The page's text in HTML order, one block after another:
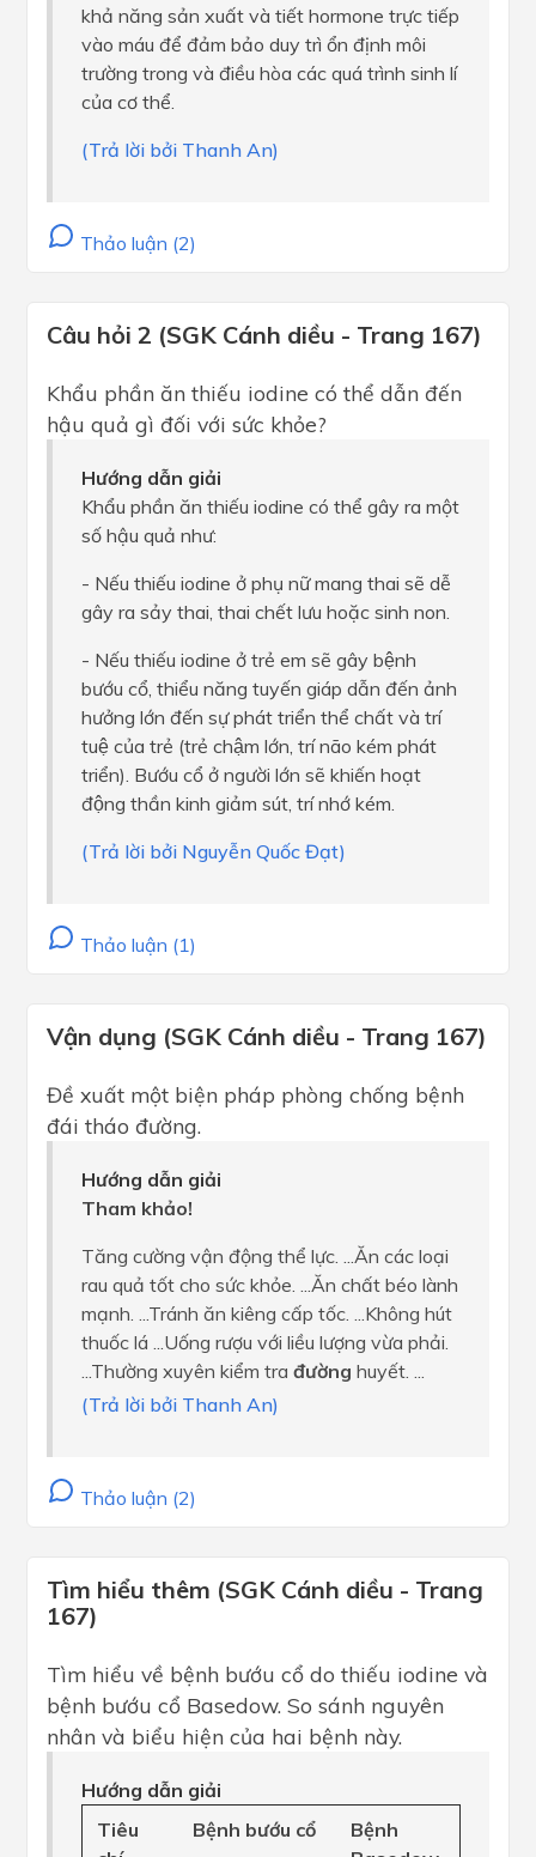
khả năng sản xuất và tiết hormone trực tiếp
vào máu để đảm bảo duy trì ổn định môi
trường trong và điều hòa các quá trình sinh lí
của cơ thể.
(Trả lời bởi Thanh An)
Thảo luận (2)
Câu hỏi 2 (SGK Cánh diều - Trang 167)
Khẩu phần ăn thiếu iodine có thể dẫn đến
hậu quả gì đối với sức khỏe?
Hướng dẫn giải
Khẩu phần ăn thiếu iodine có thể gây ra một
số hậu quả như:
- Nếu thiếu iodine ở phụ nữ mang thai sẽ dễ
gây ra sảy thai, thai chết lưu hoặc sinh non.
- Nếu thiếu iodine ở trẻ em sẽ gây bệnh
bướu cổ, thiểu năng tuyến giáp dẫn đến ảnh
hưởng lớn đến sự phát triển thể chất và trí
tuệ của trẻ (trẻ chậm lớn, trí não kém phát
triển). Bướu cổ ở người lớn sẽ khiến hoạt
động thần kinh giảm sút, trí nhớ kém.
(Trả lời bởi Nguyễn Quốc Đạt)
Thảo luận (1)
Vận dụng (SGK Cánh diều - Trang 167)
Đề xuất một biện pháp phòng chống bệnh
đái tháo đường.
Hướng dẫn giải
Tham khảo!
Tăng cường vận động thể lực. ...Ăn các loại
rau quả tốt cho sức khỏe. ...Ăn chất béo lành
mạnh. ...Tránh ăn kiêng cấp tốc. ...Không hút
thuốc lá ...Uống rượu với liều lượng vừa phải.
...Thường xuyên kiểm tra đường huyết. ...
(Trả lời bởi Thanh An)
Thảo luận (2)
Tìm hiểu thêm (SGK Cánh diều - Trang
167)
Tìm hiểu về bệnh bướu cổ do thiếu iodine và
bệnh bướu cổ Basedow. So sánh nguyên
nhân và biểu hiện của hai bệnh này.
Hướng dẫn giải
Tiêu
Bệnh bướu cổ
Bệnh